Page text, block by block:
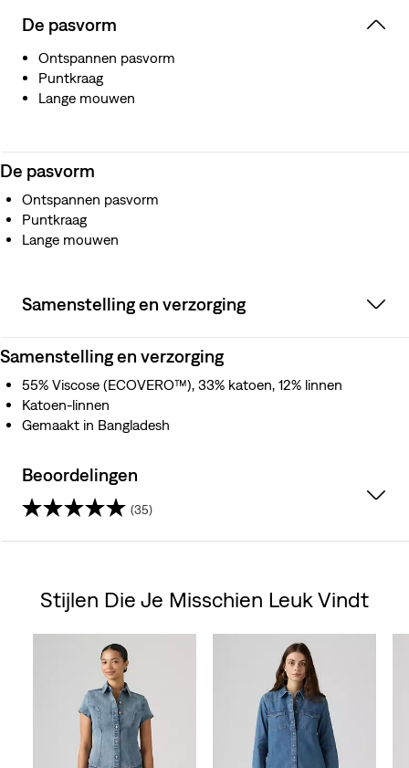
De pasvorm
Ontspannen pasvorm
Puntkraag
Lange mouwen
De pasvorm
Ontspannen pasvorm
Puntkraag
Lange mouwen
Samenstelling en verzorging
Samenstelling en verzorging
55% Viscose (ECOVERO™), 33% katoen, 12% linnen
Katoen-linnen
Gemaakt in Bangladesh
Beoordelingen
(35)
de
beoordelingen
Stijlen Die Je Misschien Leuk Vindt